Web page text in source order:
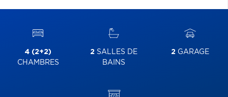
4 (2+2)
CHAMBRES
2 SALLES DE
BAINS
2GARAGE